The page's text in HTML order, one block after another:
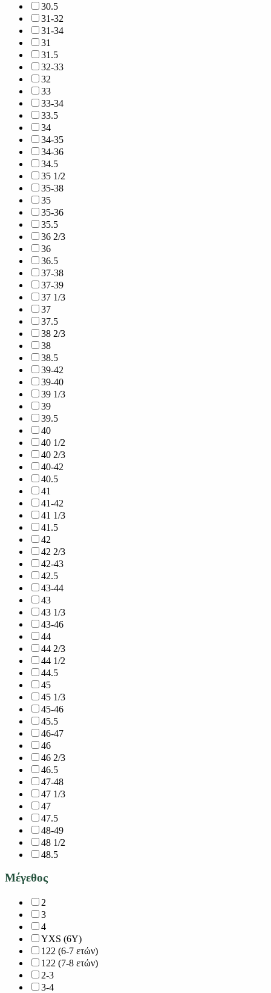
30.5
31-32
31-34
31
31.5
32-33
32
33
33-34
33.5
34
34-35
34-36
34.5
35 1/2
35-38
35
35-36
35.5
36 2/3
36
36.5
37-38
37-39
37 1/3
37
37.5
38 2/3
38
38.5
39-42
39-40
39 1/3
39
39.5
40
40 1/2
40 2/3
40-42
40.5
41
41-42
41 1/3
41.5
42
42 2/3
42-43
42.5
43-44
43
43 1/3
43-46
44
44 2/3
44 1/2
44.5
45
45 1/3
45-46
45.5
46-47
46
46 2/3
46.5
47-48
47 1/3
47
47.5
48-49
48 1/2
48.5
Μέγεθος
2
3
4
YXS (6Y)
122 (6-7 ετών)
122 (7-8 ετών)
2-3
3-4